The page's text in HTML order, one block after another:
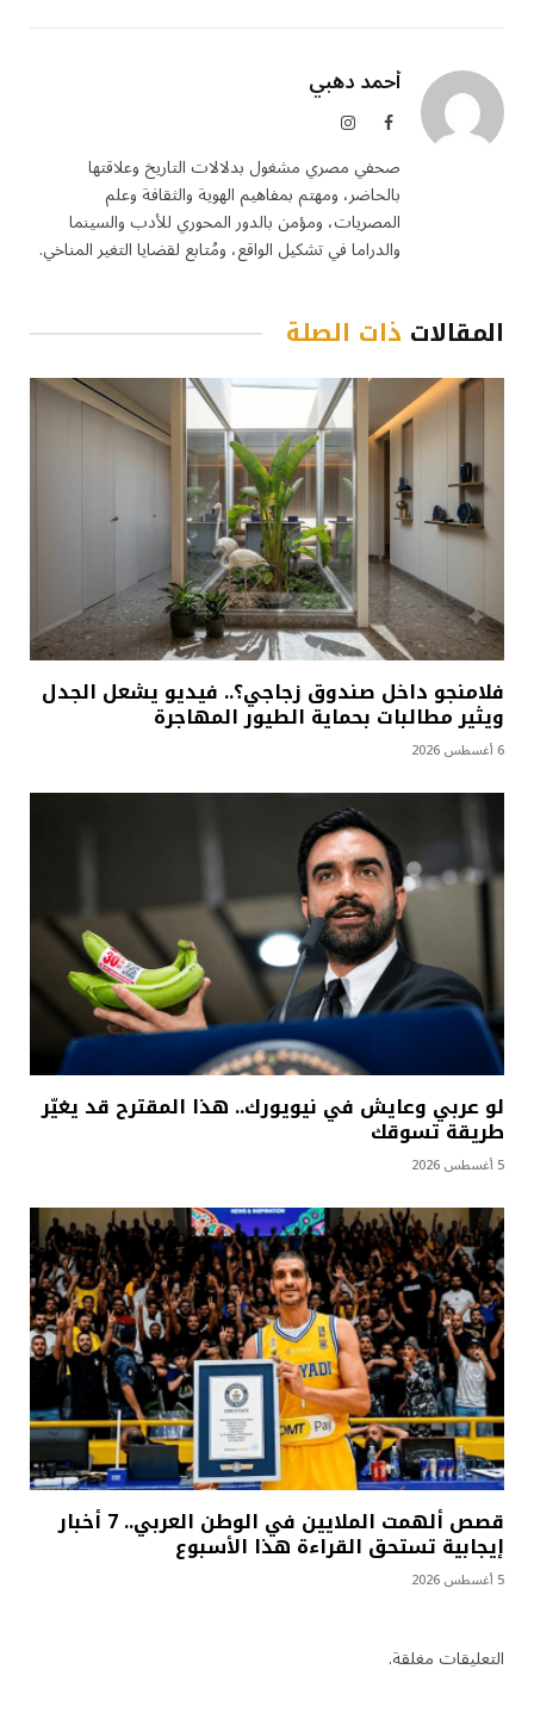
أحمد دهبي
فيسبوكالانستغرام
صحفي مصري مشغول بدلالات التاريخ وعلاقتها
بالحاضر، ومهتم بمفاهيم الهوية والثقافة وعلم
المصريات، ومؤمن بالدور المحوري للأدب والسينما
والدراما في تشكيل الواقع، ومُتابع لقضايا التغير المناخي.
المقالات ذات الصلة
فلامنجو داخل صندوق زجاجي؟.. فيديو يشعل الجدل
ويثير مطالبات بحماية الطيور المهاجرة
6 أغسطس 2026
لو عربي وعايش في نيويورك.. هذا المقترح قد يغيّر
طريقة تسوقك
5 أغسطس 2026
قصص ألهمت الملايين في الوطن العربي.. 7 أخبار
إيجابية تستحق القراءة هذا الأسبوع
5 أغسطس 2026
التعليقات مغلقة.